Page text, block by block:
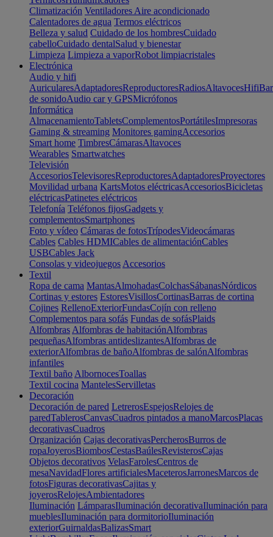
Climatización Ventiladores Aire acondicionado
Calentadores de agua Termos eléctricos
Belleza y salud Cuidado de los hombresCuidado
cabelloCuidado dentalSalud y bienestar
Limpieza Limpieza a vaporRobot limpiacristales
Electrónica
Audio y hifi
AuricularesAdaptadoresReproductoresRadiosAltavocesHifi
de sonidoAudio car y GPSMicrófonos
Informática
AlmacenamientoTabletsComplementosPortátilesImpresoras
Gaming & streaming Monitores gamingAccesorios
Smart home TimbresCámarasAltavoces
Wearables Smartwatches
Televisión
AccesoriosTelevisoresReproductoresAdaptadoresProyectores
Movilidad urbana KartsMotos eléctricasAccesoriosBicicletas
eléctricasPatinetes eléctricos
Telefonía Teléfonos fijosGadgets y
complementosSmartphones
Foto y vídeo Cámaras de fotosTrípodesVideocámaras
Cables Cables HDMICables de alimentaciónCables
USBCables Jack
Consolas y videojuegos Accesorios
Textil
Ropa de cama MantasAlmohadasColchasSábanasNórdicos
Cortinas y estores EstoresVisillosCortinasBarras de cortina
Cojines RellenoExteriorFundasCojín con relleno
Complementos para sofás Fundas de sofásPlaids
Alfombras Alfombras de habitaciónAlfombras
pequeñasAlfombras antideslizantesAlfombras de
exteriorAlfombras de bañoAlfombras de salónAlfombras
infantiles
Textil baño AlbornocesToallas
Textil cocina MantelesServilletas
Decoración
Decoración de pared LetrerosEspejosRelojes de
paredTablerosCanvasCuadros pintados a manoMarcosPlacas
decorativasCuadros
Organización Cajas decorativasPercherosBurros de
ropaJoyerosBiombosCestasBaúlesRevisterosCajas
Objetos decorativos VelasFarolesCentros de
mesaNavidadFlores artificialesMaceterosJarronesMarcos de
fotosFiguras decorativasCajitas y
joyerosRelojesAmbientadores
Iluminación LámparasIluminación decorativaIluminación para
mueblesIluminación para dormitorioIluminación
exteriorGuirnaldasBalizasSmart